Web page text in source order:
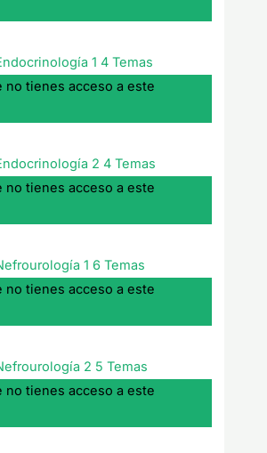
14 Temas
no tienes acceso a este
24 Temas
no tienes acceso a este
16 Temas
no tienes acceso a este
2 5 Temas
no tienes acceso a este